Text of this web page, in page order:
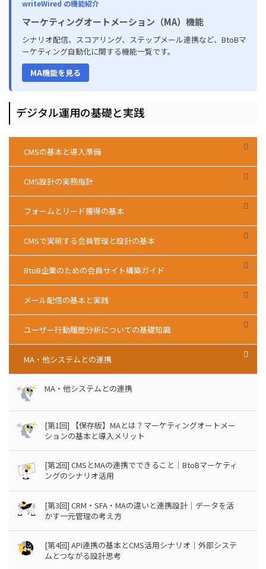
writeWired の機能紹介
マーケティングオートメーション（MA）機能
シナリオ配信、スコアリング、ステップメール連携など、BtoBマ
ーケティング自動化に関する機能一覧です。
MA機能を見る
デジタル運用の基礎と実践
CMSの基本と導入準備
CMS設計の実務指針
フォームとリード獲得の基本
CMSで実現する会員管理と設計の基本
BtoB企業のための会員サイト構築ガイド
メール配信の基本と実践
ユーザー行動履歴分析についての基礎知識
MA・他システムとの連携
MA・他システムとの連携
[第1回] 【保存版】MAとは？マーケティングオートメー
ションの基本と導入メリット
[第2回] CMSとMAの連携でできること｜BtoBマーケティ
ングのシナリオ活用
[第3回] CRM・SFA・MAの違いと連携設計｜データを活
かす一元管理の考え方
[第4回] API連携の基本とCMS活用シナリオ｜外部システ
ムとつながる設計思考